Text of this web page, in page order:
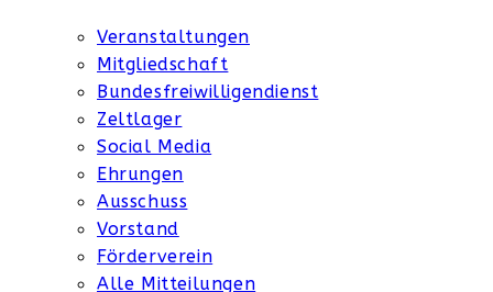
Veranstaltungen
Mitgliedschaft
Bundesfreiwilligendienst
Zeltlager
Social Media
Ehrungen
Ausschuss
Vorstand
Förderverein
Alle Mitteilungen